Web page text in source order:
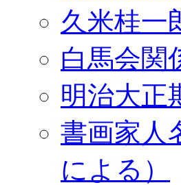
久米桂一
白馬会関
明治大正
書画家人
による）